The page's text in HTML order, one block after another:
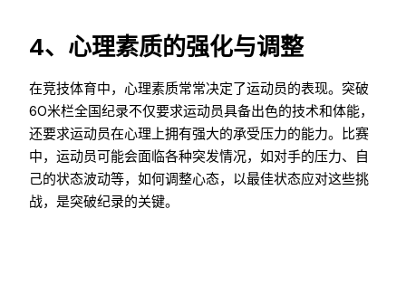
4、心理素质的强化与调整
在竞技体育中，心理素质常常决定了运动员的表现。突破
60米栏全国纪录不仅要求运动员具备出色的技术和体能，
还要求运动员在心理上拥有强大的承受压力的能力。比赛
中，运动员可能会面临各种突发情况，如对手的压力、自
己的状态波动等，如何调整心态，以最佳状态应对这些挑
战，是突破纪录的关键。